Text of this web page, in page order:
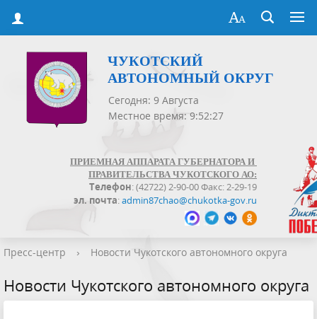
ЧУКОТСКИЙ
АВТОНОМНЫЙ ОКРУГ
Сегодня: 9 Августа
Местное время: 9:52:27
ПРИЕМНАЯ АППАРАТА ГУБЕРНАТОРА И
ПРАВИТЕЛЬСТВА ЧУКОТСКОГО АО:
Телефон: (42722) 2-90-00 Факс: 2-29-19
эл. почта:admin87chao@chukotka-gov.ru
Пресс-центр › Новости Чукотского автономного округа
Новости Чукотского автономного округа